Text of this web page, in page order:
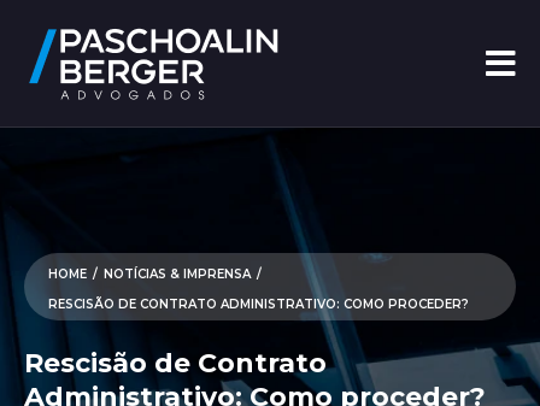
HOME / NOTÍCIAS & IMPRENSA /
RESCISÃO DE CONTRATO ADMINISTRATIVO: COMO PROCEDER?
Rescisão de Contrato
Administrativo: Como proceder?